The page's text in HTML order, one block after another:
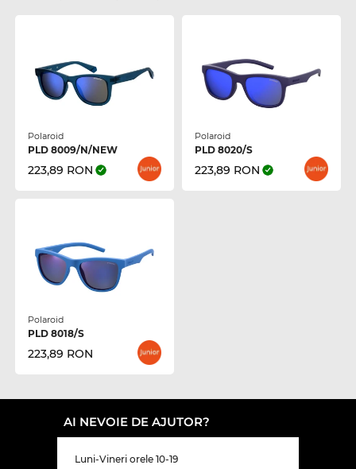
Polaroid
PLD 8009/N/NEW
223,89 RON
Polaroid
PLD 8020/S
223,89 RON
Polaroid
PLD 8018/S
223,89 RON
AI NEVOIE DE AJUTOR?
Luni-Vineri orele 10-19